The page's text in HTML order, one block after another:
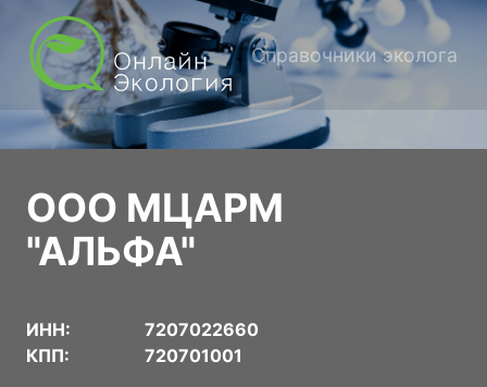
Справочники эколога
ООО МЦАРМ
"АЛЬФА"
ИНН:
7207022660
КПП:
720701001